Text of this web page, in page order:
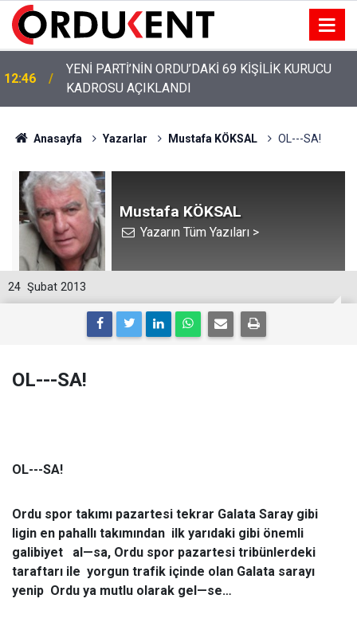
12:46
YENİ PARTİ’NİN ORDU’DAKİ 69 KİŞİLİK KURUCU
KADROSU AÇIKLANDI
12:22
YENİ PARTİ ALTINORDU’DA KURUCU YÖNETİMİNİ
AÇIKLADI
Anasayfa Yazarlar Mustafa KÖKSAL OL---SA!
Mustafa KÖKSAL
Yazarın Tüm Yazıları >
24 Şubat 2013
OL---SA!
OL---SA!
Ordu spor takımı pazartesi tekrar Galata Saray gibi
ligin en pahallı takımından ilk yarıdaki gibi önemli
galibiyet al—sa, Ordu spor pazartesi tribünlerdeki
taraftarı ile yorgun trafik içinde olan Galata sarayı
yenip Ordu ya mutlu olarak gel—se…